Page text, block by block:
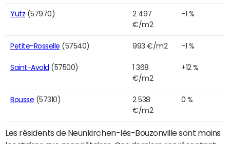
Yutz (57970)
2 497
€/m2
-1 %
Petite-Rosselle (57540) 993 €/m2 -1 %
Saint-Avold (57500)
1 368
€/m2
+12 %
Bousse (57310)
2 538
€/m2
0 %
Les résidents de Neunkirchen-lès-Bouzonville sont moins